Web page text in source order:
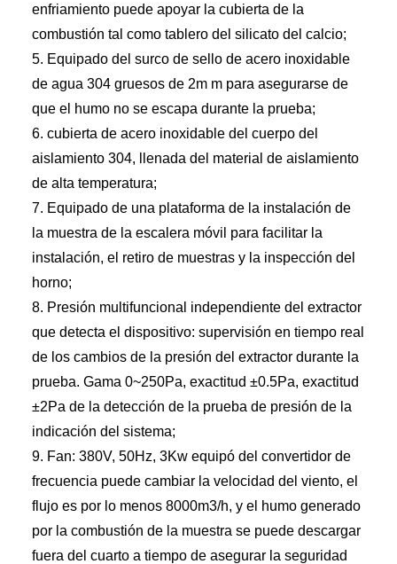
enfriamiento puede apoyar la cubierta de la
combustión tal como tablero del silicato del calcio;
5. Equipado del surco de sello de acero inoxidable
de agua 304 gruesos de 2m m para asegurarse de
que el humo no se escapa durante la prueba;
6. cubierta de acero inoxidable del cuerpo del
aislamiento 304, llenada del material de aislamiento
de alta temperatura;
7. Equipado de una plataforma de la instalación de
la muestra de la escalera móvil para facilitar la
instalación, el retiro de muestras y la inspección del
horno;
8. Presión multifuncional independiente del extractor
que detecta el dispositivo: supervisión en tiempo real
de los cambios de la presión del extractor durante la
prueba. Gama 0~250Pa, exactitud ±0.5Pa, exactitud
±2Pa de la detección de la prueba de presión de la
indicación del sistema;
9. Fan: 380V, 50Hz, 3Kw equipó del convertidor de
frecuencia puede cambiar la velocidad del viento, el
flujo es por lo menos 8000m3/h, y el humo generado
por la combustión de la muestra se puede descargar
fuera del cuarto a tiempo de asegurar la seguridad